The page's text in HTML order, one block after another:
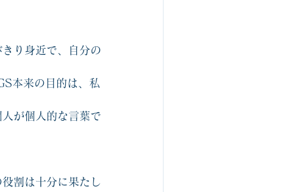
り身近で、自分の
本来の目的は、私
が個人的な言葉で
割は十分に果たし